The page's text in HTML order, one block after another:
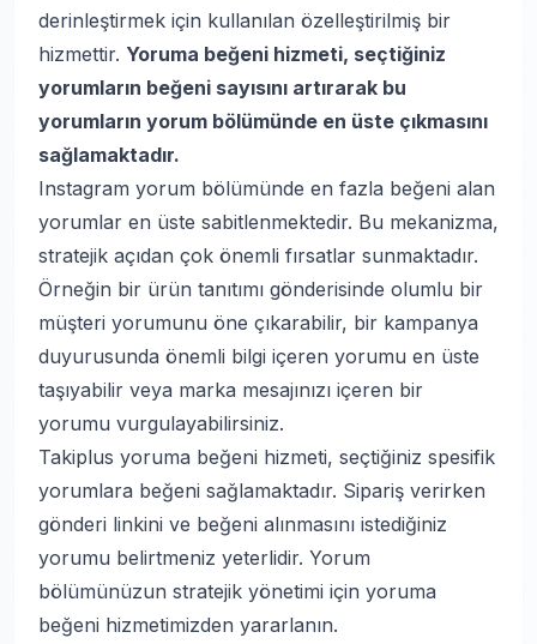
derinleştirmek için kullanılan özelleştirilmiş bir
hizmettir. Yoruma beğeni hizmeti, seçtiğiniz
yorumların beğeni sayısını artırarak bu
yorumların yorum bölümünde en üste çıkmasını
sağlamaktadır.
Instagram yorum bölümünde en fazla beğeni alan
yorumlar en üste sabitlenmektedir. Bu mekanizma,
stratejik açıdan çok önemli fırsatlar sunmaktadır.
Örneğin bir ürün tanıtımı gönderisinde olumlu bir
müşteri yorumunu öne çıkarabilir, bir kampanya
duyurusunda önemli bilgi içeren yorumu en üste
taşıyabilir veya marka mesajınızı içeren bir
yorumu vurgulayabilirsiniz.
Takiplus yoruma beğeni hizmeti, seçtiğiniz spesifik
yorumlara beğeni sağlamaktadır. Sipariş verirken
gönderi linkini ve beğeni alınmasını istediğiniz
yorumu belirtmeniz yeterlidir. Yorum
bölümünüzun stratejik yönetimi için yoruma
beğeni hizmetimizden yararlanın.